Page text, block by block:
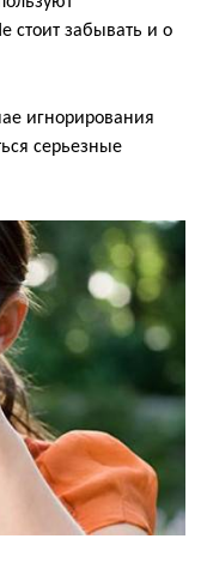
стоит забывать и о
игнорирования
серьезные